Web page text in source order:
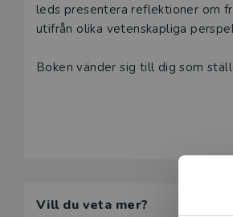
leds presentera reflektioner om
utifrån olika vetenskapliga
Boken vänder sig till dig som
av välfärden samt studenter
Vill du veta mer?